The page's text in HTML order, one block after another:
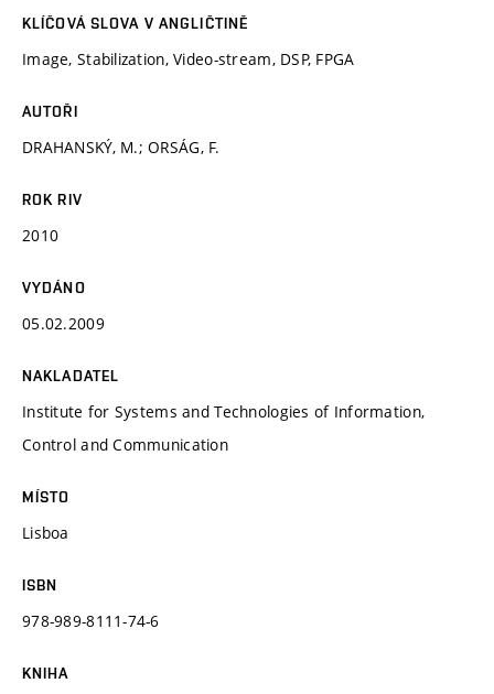
KLÍČOVÁ SLOVA V ANGLIČTINĚ
Image, Stabilization, Video-stream, DSP, FPGA
AUTOŘI
DRAHANSKÝ, M.; ORSÁG, F.
ROK RIV
2010
VYDÁNO
05.02.2009
NAKLADATEL
Institute for Systems and Technologies of Information,
Control and Communication
MÍSTO
Lisboa
ISBN
978-989-8111-74-6
KNIHA